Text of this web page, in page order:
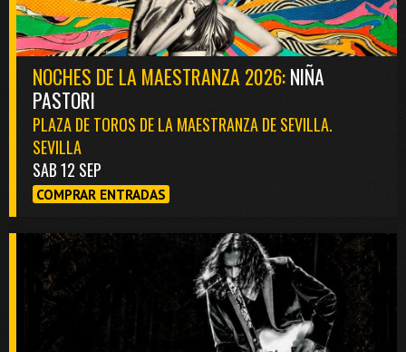
NOCHES DE LA MAESTRANZA 2026:NIÑA
PASTORI
PLAZA DE TOROS DE LA MAESTRANZA DE SEVILLA.
SEVILLA
SAB 12 SEP
COMPRAR ENTRADAS